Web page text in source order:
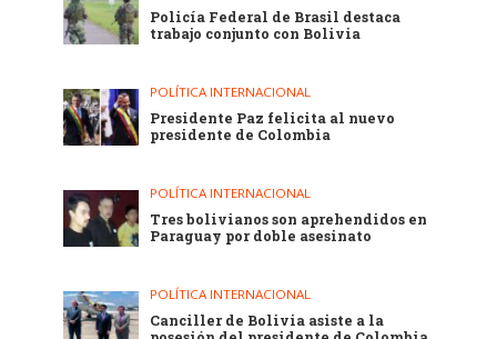
Policía Federal de Brasil destaca
trabajo conjunto con Bolivia
POLÍTICA INTERNACIONAL
Presidente Paz felicita al nuevo
presidente de Colombia
POLÍTICA INTERNACIONAL
Tres bolivianos son aprehendidos en
Paraguay por doble asesinato
POLÍTICA INTERNACIONAL
Canciller de Bolivia asiste a la